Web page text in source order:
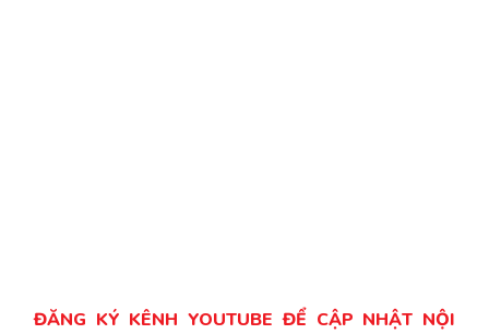
ĐĂNG KÝ KÊNH YOUTUBE ĐỂ CẬP NHẬT NỘI